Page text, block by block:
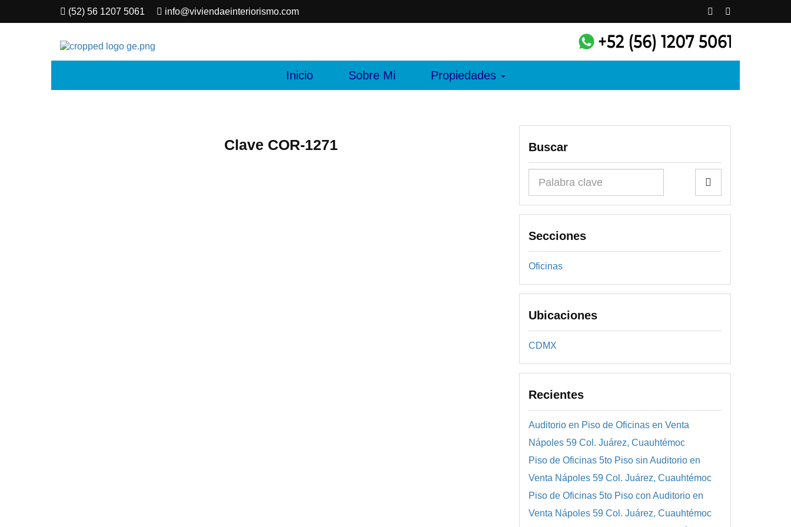
(52) 56 1207 5061 info@viviendaeinteriorismo.com
Bienes Raíces. Venta, financiamiento y asesoría hace más
Inicio Sobre Mi Propiedades
Clave COR-1271 Buscar
Secciones
Oficinas
Ubicaciones
CDMX
Recientes
Auditorio en Piso de Oficinas en Venta
Nápoles 59 Col. Juárez, Cuauhtémoc
Piso de Oficinas 5to Piso sin Auditorio en
Venta Nápoles 59 Col. Juárez, Cuauhtémoc
Piso de Oficinas 5to Piso con Auditorio en
Venta Nápoles 59 Col. Juárez, Cuauhtémoc